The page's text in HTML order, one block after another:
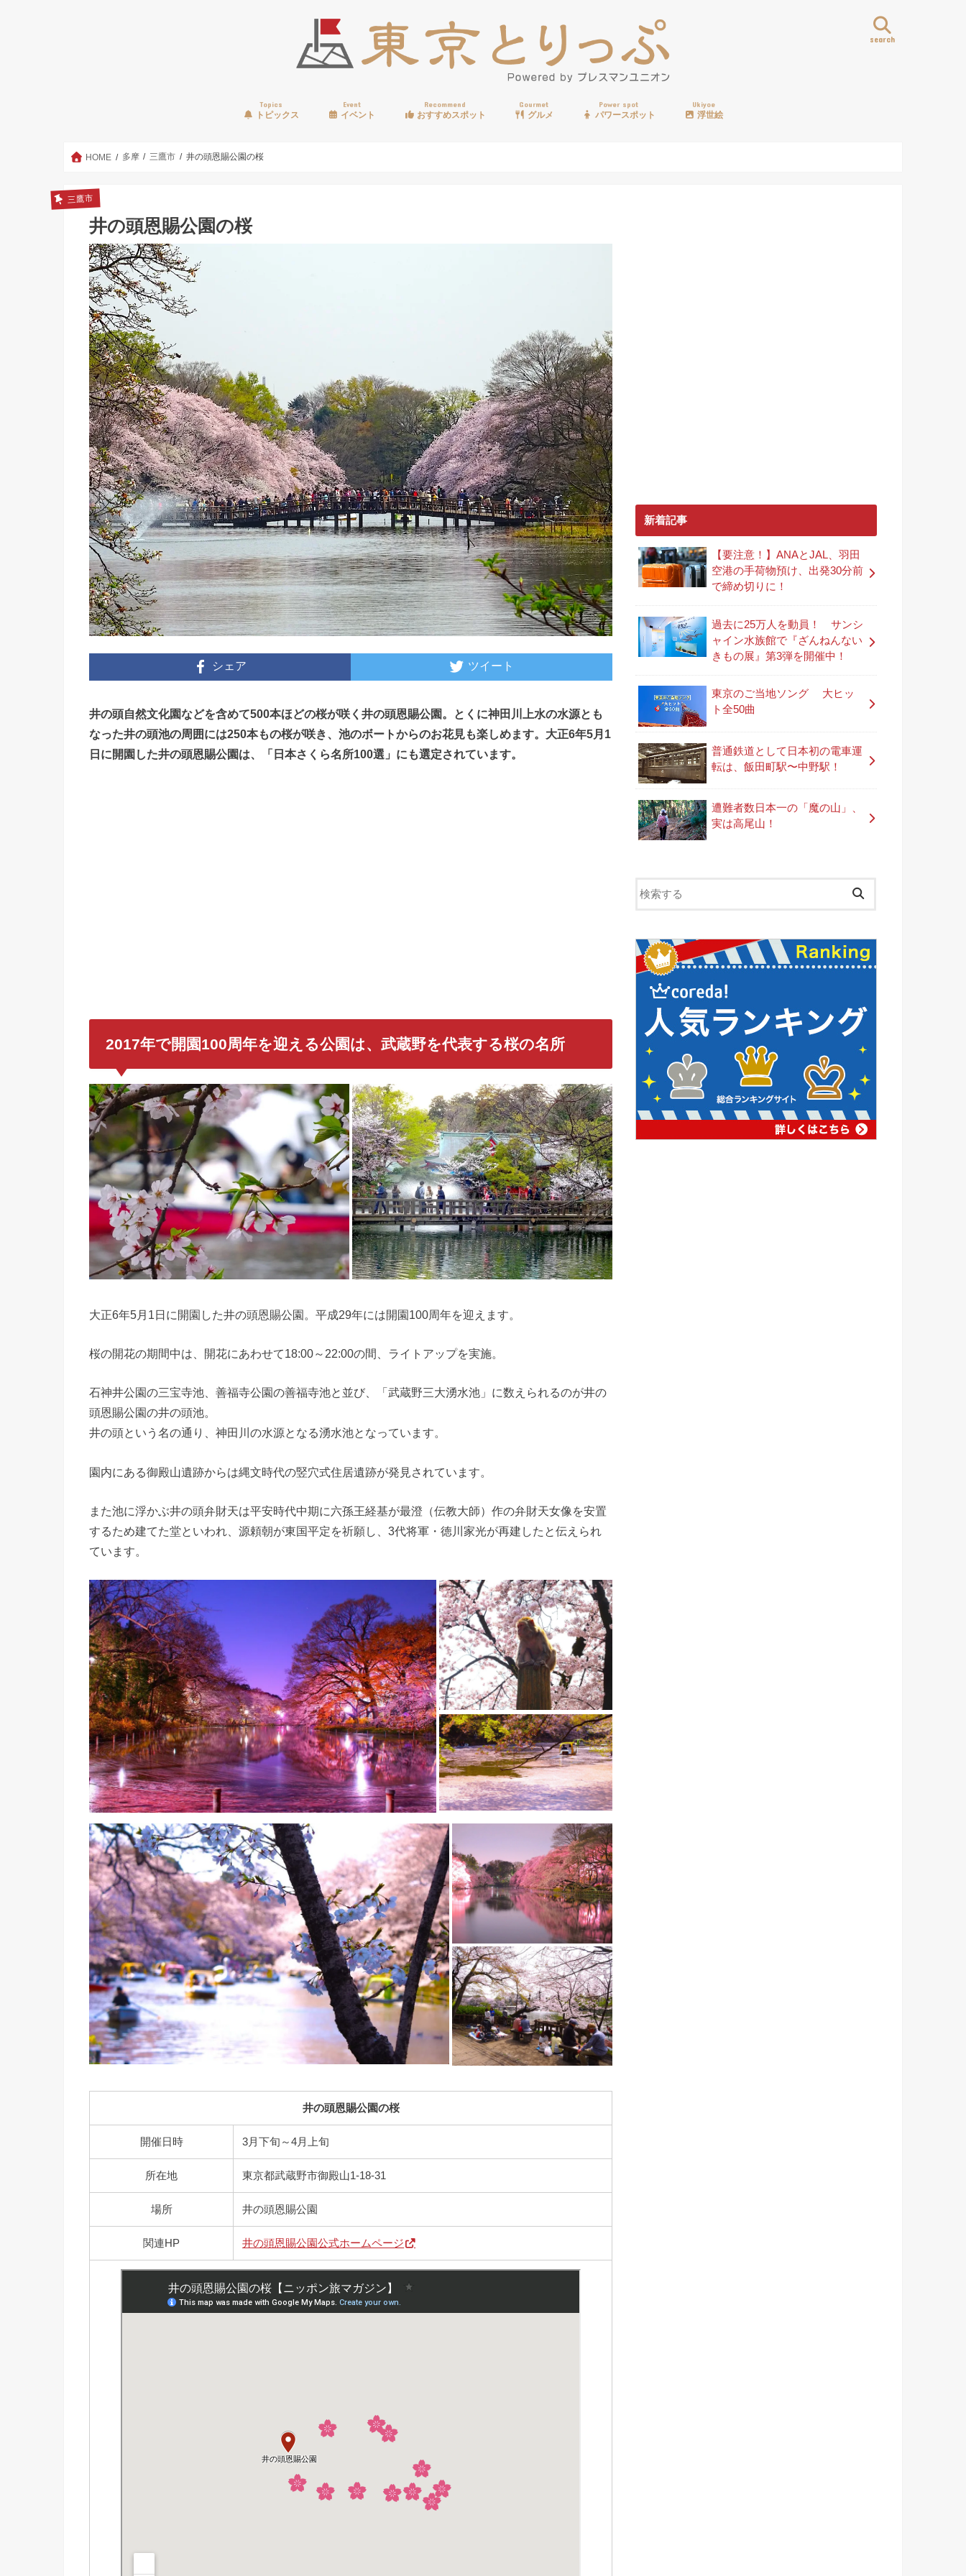
search
Topics
トピックス
Event
イベント
Recommend
おすすめスポット
Gourmet
グルメ
Power spot
パワースポット
Ukiyoe
浮世絵
HOME 多摩 三鷹市 井の頭恩賜公園の桜
三鷹市
井の頭恩賜公園の桜
シェア ツイート
井の頭自然文化園などを含めて500本ほどの桜が咲く井の頭恩賜公園。とくに神田川上水の水源とも
なった井の頭池の周囲には250本もの桜が咲き、池のボートからのお花見も楽しめます。大正6年5月1
日に開園した井の頭恩賜公園は、「日本さくら名所100選」にも選定されています。
2017年で開園100周年を迎える公園は、武蔵野を代表する桜の名所
大正6年5月1日に開園した井の頭恩賜公園。平成29年には開園100周年を迎えます。
桜の開花の期間中は、開花にあわせて18:00～22:00の間、ライトアップを実施。
石神井公園の三宝寺池、善福寺公園の善福寺池と並び、「武蔵野三大湧水池」に数えられるのが井の
頭恩賜公園の井の頭池。
井の頭という名の通り、神田川の水源となる湧水池となっています。
園内にある御殿山遺跡からは縄文時代の竪穴式住居遺跡が発見されています。
また池に浮かぶ井の頭弁財天は平安時代中期に六孫王経基が最澄（伝教大師）作の弁財天女像を安置
するため建てた堂といわれ、源頼朝が東国平定を祈願し、3代将軍・徳川家光が再建したと伝えられ
ています。
井の頭恩賜公園の桜
開催日時 3月下旬～4月上旬
所在地 東京都武蔵野市御殿山1-18-31
場所 井の頭恩賜公園
関連HP 井の頭恩賜公園公式ホームページ
新着記事
【要注意！】ANAとJAL、羽田
空港の手荷物預け、出発30分前
で締め切りに！
過去に25万人を動員！ サンシ
ャイン水族館で『ざんねんない
きもの展』第3弾を開催中！
東京のご当地ソング 大ヒッ
ト全50曲
普通鉄道として日本初の電車運
転は、飯田町駅〜中野駅！
遭難者数日本一の「魔の山」、
実は高尾山！